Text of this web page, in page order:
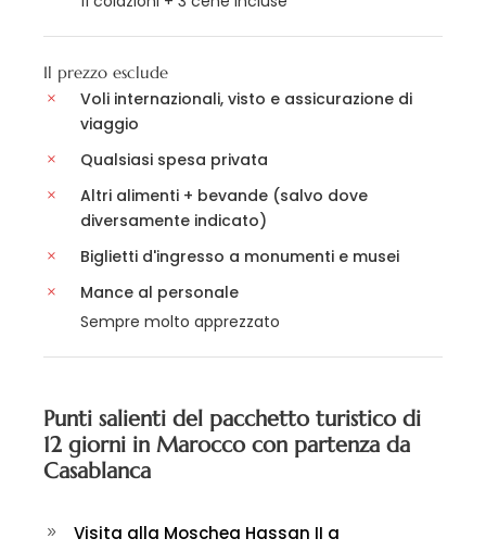
Il prezzo esclude
Voli internazionali, visto e assicurazione di
viaggio
Qualsiasi spesa privata
Altri alimenti + bevande (salvo dove
diversamente indicato)
Biglietti d'ingresso a monumenti e musei
Mance al personale
Sempre molto apprezzato
Punti salienti del pacchetto turistico di
12 giorni in Marocco con partenza da
Casablanca
Visita alla Moschea Hassan II a